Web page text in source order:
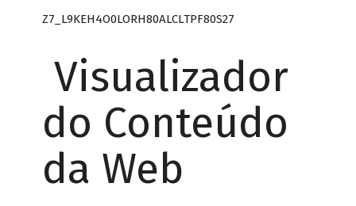
Z7_L9KEH4O0LORH80ALCLTPF80S27
Visualizador
do Conteúdo
da Web